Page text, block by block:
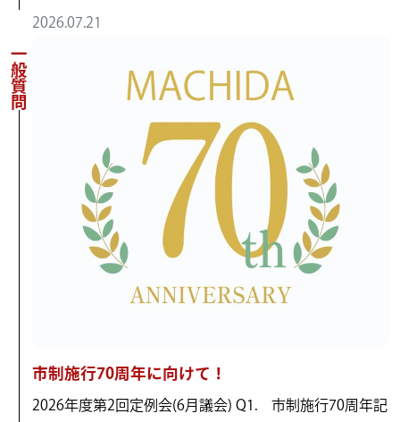
2026.07.21
一般質問
市制施行70周年に向けて！
2026年度第2回定例会(6月議会) Q1. 市制施行70周年記